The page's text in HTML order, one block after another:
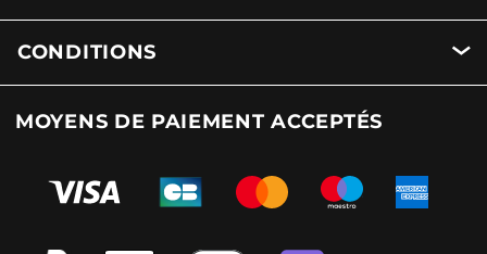
CONDITIONS
MOYENS DE PAIEMENT ACCEPTÉS